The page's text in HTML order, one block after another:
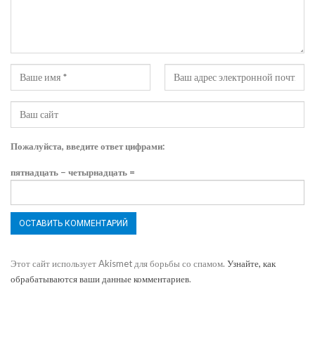
Пожалуйста, введите ответ цифрами:
пятнадцать − четырнадцать =
Этот сайт использует Akismet для борьбы со спамом. Узнайте, как
обрабатываются ваши данные комментариев.